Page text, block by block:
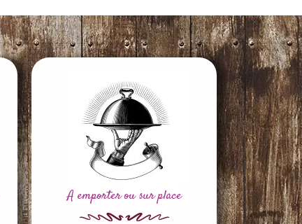
A emporter ou sur place